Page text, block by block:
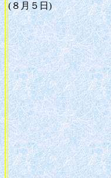
(８月５日)